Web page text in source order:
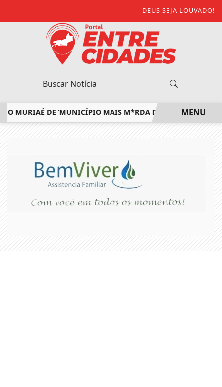
DEUS SEJA LOUVADO!
DE ‘MUNICÍPIO MAIS M*RDA DO ESTADO’ EMENU